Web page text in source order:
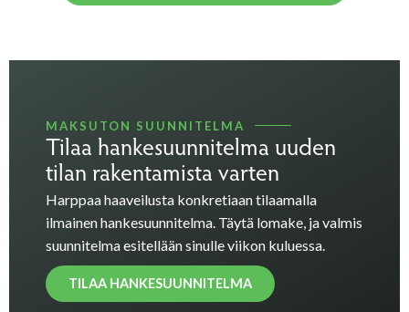
MAKSUTON SUUNNITELMA
Tilaa hankesuunnitelma uuden
tilan rakentamista varten
Harppaa haaveilusta konkretiaan tilaamalla
ilmainen hankesuunnitelma. Täytä lomake, ja valmis
suunnitelma esitellään sinulle viikon kuluessa.
TILAA HANKESUUNNITELMA